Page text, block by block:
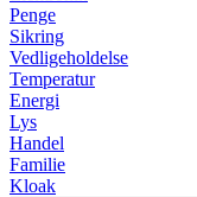
Penge
Sikring
Vedligeholdelse
Temperatur
Energi
Lys
Handel
Familie
Kloak